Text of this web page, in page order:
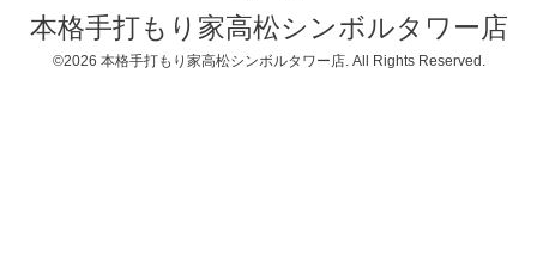
本格手打もり家高松シンボルタワー店
©2026 本格手打もり家高松シンボルタワー店. All Rights Reserved.